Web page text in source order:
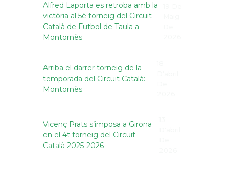
Alfred Laporta es retroba amb la
victòria al 5è torneig del Circuit
Català de Futbol de Taula a
Montornès
Arriba el darrer torneig de la
temporada del Circuit Català:
Montornès
Vicenç Prats s’imposa a Girona
en el 4t torneig del Circuit
Català 2025-2026